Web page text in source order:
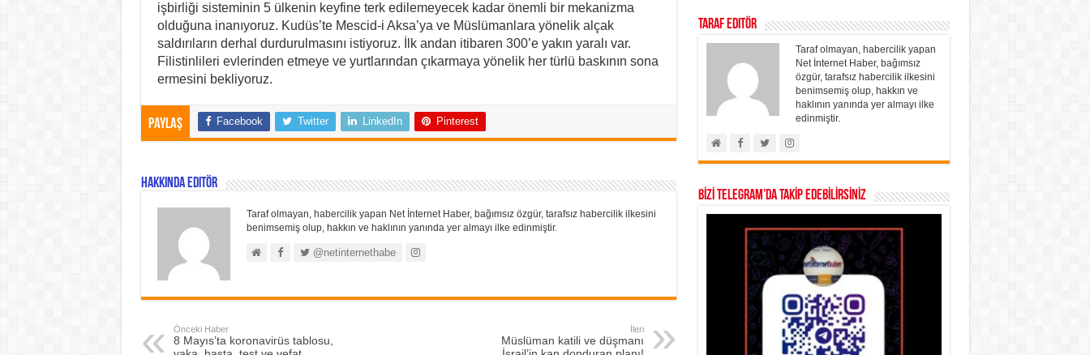
işbirliği sisteminin 5 ülkenin keyfine terk edilemeyecek kadar önemli bir mekanizma
olduğuna inanıyoruz. Kudüs’te Mescid-i Aksa’ya ve Müslümanlara yönelik alçak
saldırıların derhal durdurulmasını istiyoruz. İlk andan itibaren 300’e yakın yaralı var.
Filistinlileri evlerinden etmeye ve yurtlarından çıkarmaya yönelik her türlü baskının sona
ermesini bekliyoruz.
Paylaş Facebook Twitter LinkedIn Pinterest
Hakkında Editör
Taraf olmayan, habercilik yapan Net İnternet Haber, bağımsız özgür, tarafsız habercilik ilkesini
benimsemiş olup, hakkın ve haklının yanında yer almayı ilke edinmiştir.
@netinternethabe
Önceki Haber
8 Mayıs’ta koronavirüs tablosu,
İleri
Müslüman katili ve düşmanı
Taraf Editör
Taraf olmayan, habercilik yapan
Net İnternet Haber, bağımsız
özgür, tarafsız habercilik ilkesini
benimsemiş olup, hakkın ve
haklının yanında yer almayı ilke
edinmiştir.
BİZİ TELEGRAM’DA TAKİP EDEBİLİRSİNİZ